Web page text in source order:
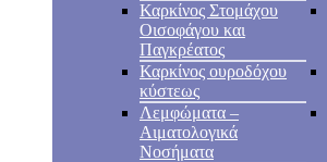
Καρκίνος Στομάχου
Οισοφάγου και
Παγκρέατος
Καρκίνος ουροδόχου
κύστεως
Λεμφώματα –
Αιματολογικά
Νοσήματα